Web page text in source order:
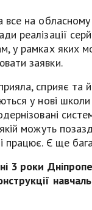
на обласному
реалізації
у рамках яких
заявки.
сприяє
у нові
можуть
працює. Є ще
3 роки